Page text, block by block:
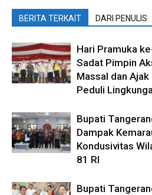
BERITA TERKAIT DARI PENULIS
Hari Pramuka
Sadat Pimpin
Massal dan
Peduli
Bupati
Dampak
Kondusivitas
81 RI
Bupati